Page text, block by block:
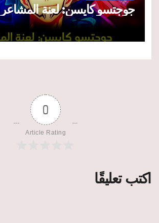
جوجتسو كايسن: لعنة المشاعر
0
Article Rating
اكتب تعليقًا